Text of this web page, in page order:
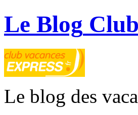
Le Blog
Le blog des